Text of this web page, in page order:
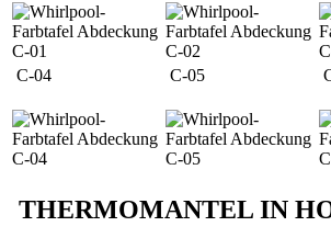
C-04 C-05
THERMOMANTEL IN